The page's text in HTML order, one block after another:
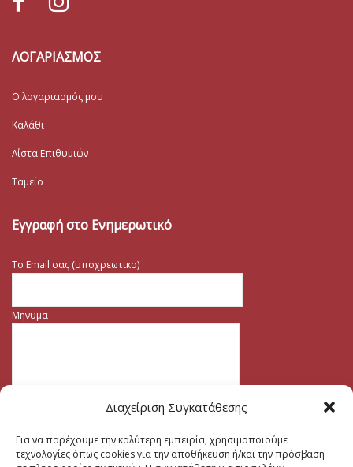
Διαχείριση Συγκατάθεσης
Για να παρέχουμε την καλύτερη εμπειρία, χρησιμοποιούμε
τεχνολογίες όπως cookies για την αποθήκευση ή/και την πρόσβαση
ΛΟΓΑΡΙΑΣΜΟΣ
Ο λογαριασμός μου
Καλάθι
Λίστα Επιθυμιών
Ταμείο
Εγγραφή στο Ενημερωτικό
Το Email σας (υποχρεωτικο)
Μηνυμα